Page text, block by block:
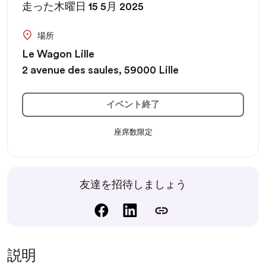
走った木曜日 15 5月 2025
場所
Le Wagon Lille
2 avenue des saules, 59000 Lille
イベント終了
座席数限定
友達を招待しましょう
説明